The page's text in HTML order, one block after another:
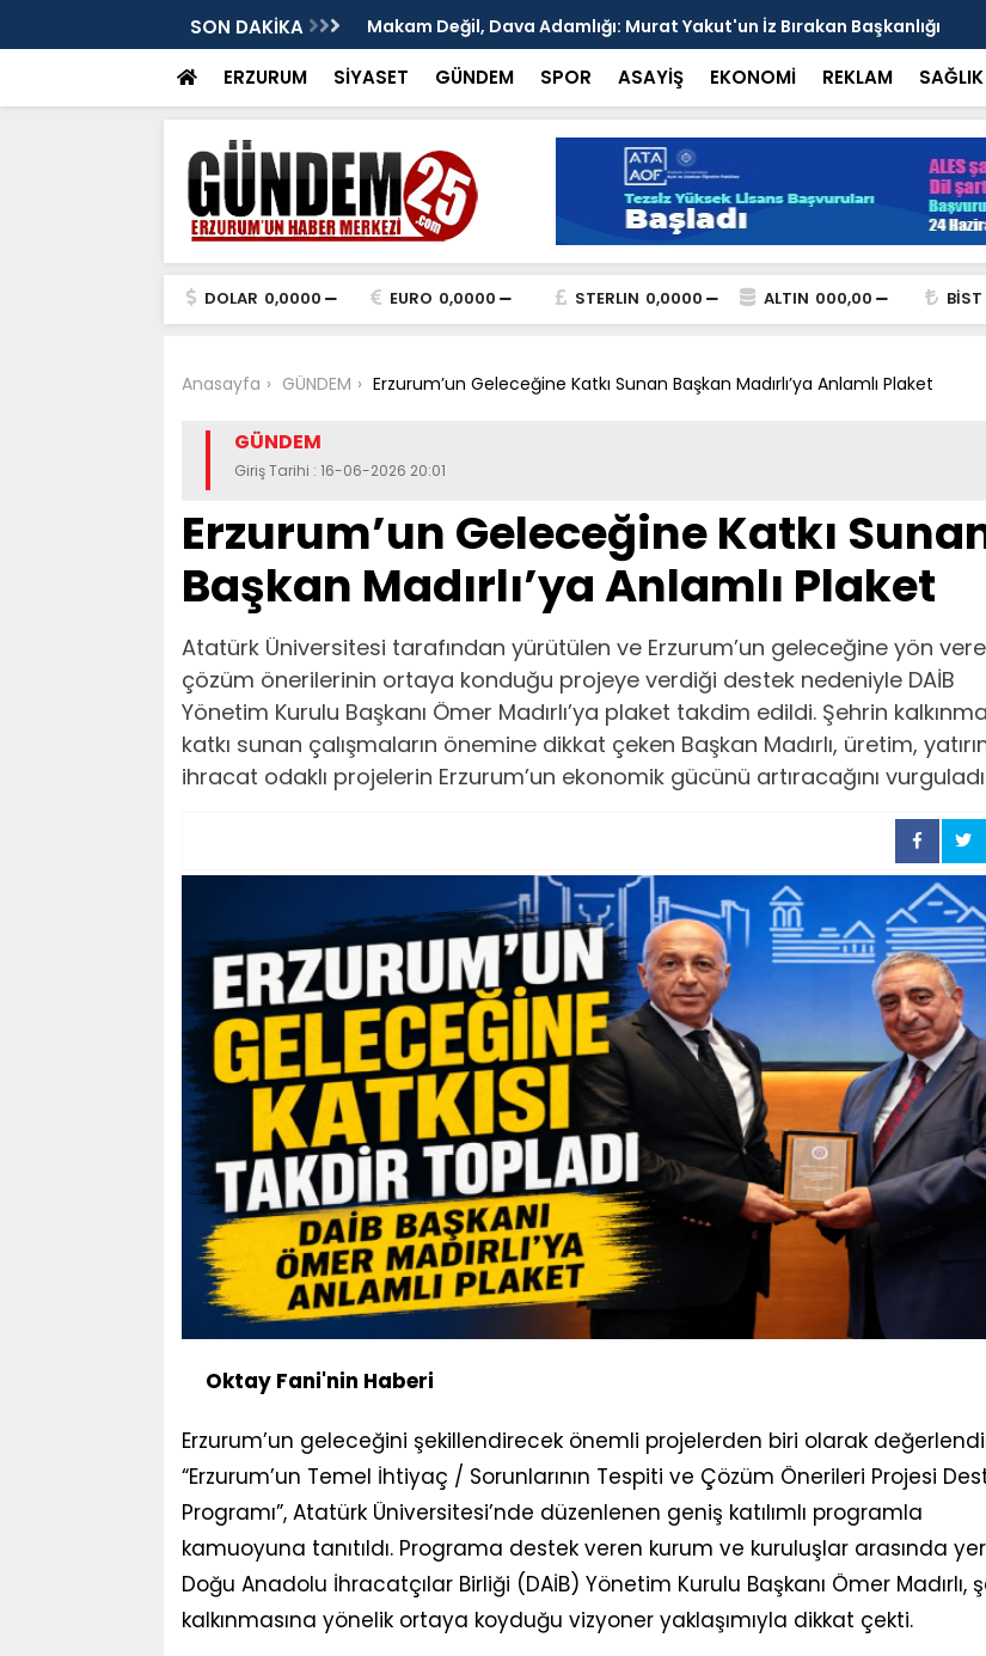
SON DAKİKA
Murat Yakut'un İz Bırakan Başkanlığı
TÜRKAV Erzurum Şubesi'nden Enver Paşa'yı Anma Programı ve İttihat
ve Terakki Konferansı
ERZURUM SİYASET GÜNDEM SPOR ASAYİŞ EKONOMİ REKLAM SAĞLIK
DOLAR 0,0000 EURO 0,0000 STERLIN 0,0000 ALTIN 000,00 BİST
Anasayfa GÜNDEM Erzurum’un Geleceğine Katkı Sunan Başkan Madırlı’ya Anlamlı Plaket
GÜNDEM
Giriş Tarihi : 16-06-2026 20:01
Erzurum’un Geleceğine Katkı
Başkan Madırlı’ya Anlamlı Plaket
Atatürk Üniversitesi tarafından yürütülen ve Erzurum’un geleceğine yön
çözüm önerilerinin ortaya konduğu projeye verdiği destek nedeniyle DAİB
Yönetim Kurulu Başkanı Ömer Madırlı’ya plaket takdim edildi. Şehrin
katkı sunan çalışmaların önemine dikkat çeken Başkan Madırlı, üretim,
ihracat odaklı projelerin Erzurum’un ekonomik gücünü artıracağını
Oktay Fani'nin Haberi
Erzurum’un geleceğini şekillendirecek önemli projelerden biri olarak
“Erzurum’un Temel İhtiyaç / Sorunlarının Tespiti ve Çözüm Önerileri Projesi
Programı”, Atatürk Üniversitesi’nde düzenlenen geniş katılımlı programla
kamuoyuna tanıtıldı. Programa destek veren kurum ve kuruluşlar arasında
Doğu Anadolu İhracatçılar Birliği (DAİB) Yönetim Kurulu Başkanı Ömer Madırlı,
kalkınmasına yönelik ortaya koyduğu vizyoner yaklaşımıyla dikkat çekti.